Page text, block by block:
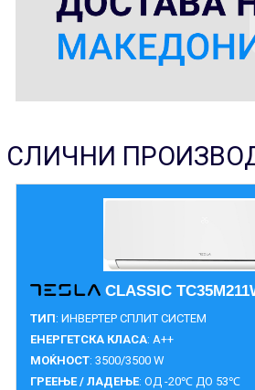
СЛИЧНИ
CLASSIC
ТИП: ИНВЕРТЕР СПЛИТ СИСТЕМ
ЕНЕРГЕТСКА КЛАСА: A++
МОЌНОСТ: 3500/3500 W
ГРЕЕЊЕ / ЛАДЕЊЕ: ОД -20℃ ДО 53℃